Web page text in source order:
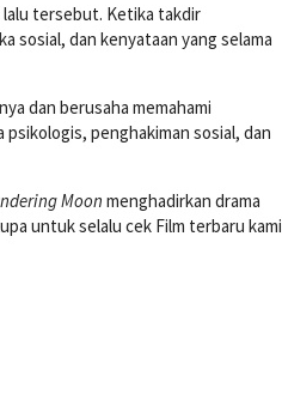
lalu tersebut. Ketika takdir
sosial, dan kenyataan yang selama
dan berusaha memahami
penghakiman sosial, dan
Moon menghadirkan drama
untuk selalu cek Film terbaru kami